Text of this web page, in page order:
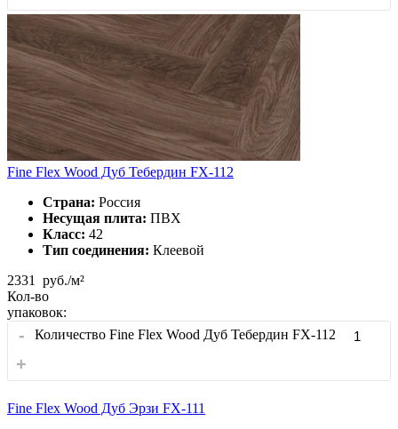
Fine Flex Wood Дуб Тебердин FX-112
Страна: Россия
Несущая плита: ПВХ
Класс: 42
Тип соединения: Клеевой
2331
руб./м²
Кол-во
упаковок:
- Количество Fine Flex Wood Дуб Тебердин FX-112
+
Fine Flex Wood Дуб Эрзи FX-111